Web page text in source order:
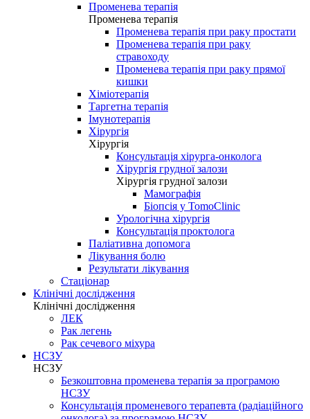
Променева терапія
Променева терапія
Променева терапія при раку простати
Променева терапія при раку
стравоходу
Променева терапія при раку прямої
кишки
Хіміотерапія
Таргетна терапія
Імунотерапія
Хірургія
Хірургія
Консультація хірурга-онколога
Хірургія грудної залози
Хірургія грудної залози
Мамографія
Біопсія у TomoClinic
Урологічна хірургія
Консультація проктолога
Паліативна допомога
Лікування болю
Результати лікування
Стаціонар
Клінічні дослідження
Клінічні дослідження
ЛЕК
Рак легень
Рак сечевого міхура
НСЗУ
НСЗУ
Безкоштовна променева терапія за програмою
НСЗУ
Консультація променевого терапевта (радіаційного